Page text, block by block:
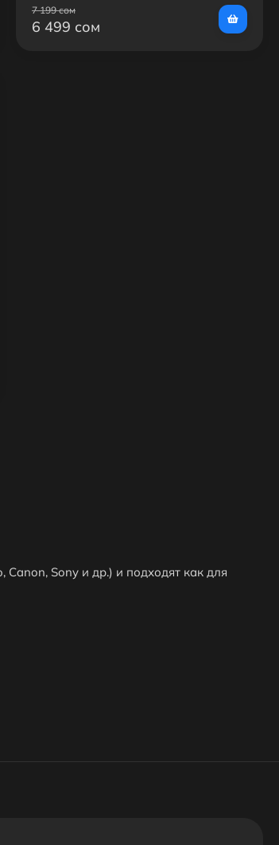
7 199 сом
6 499 сом
Sony и др.) и подходят как для